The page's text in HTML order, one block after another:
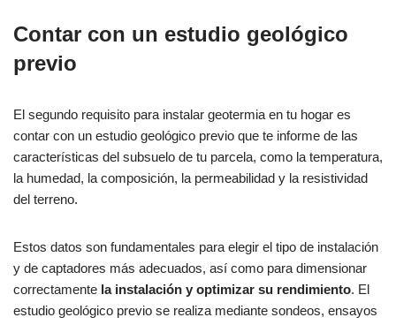
Contar con un estudio geológico
previo
El segundo requisito para instalar geotermia en tu hogar es
contar con un estudio geológico previo que te informe de las
características del subsuelo de tu parcela, como la temperatura,
la humedad, la composición, la permeabilidad y la resistividad
del terreno.
Estos datos son fundamentales para elegir el tipo de instalación
y de captadores más adecuados, así como para dimensionar
correctamente la instalación y optimizar su rendimiento. El
estudio geológico previo se realiza mediante sondeos, ensayos